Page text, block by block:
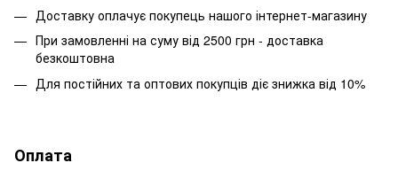
Доставку оплачує покупець нашого інтернет-магазину
При замовленні на суму від 2500 грн - доставка
безкоштовна
Для постійних та оптових покупців діє знижка від 10%
Оплата